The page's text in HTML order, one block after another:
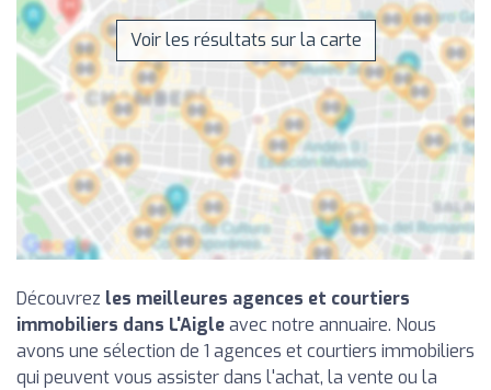
Voir les résultats sur la carte
Découvrez les meilleures agences et courtiers
immobiliers dans L'Aigleavec notre annuaire. Nous
avons une sélection de 1 agences et courtiers immobiliers
qui peuvent vous assister dans l'achat, la vente ou la